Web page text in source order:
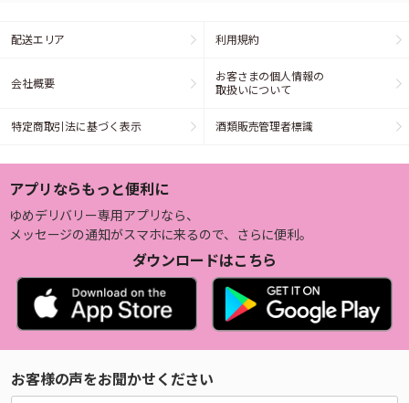
配送エリア 利用規約
会社概要
お客さまの個人情報の
取扱いについて
特定商取引法に基づく表示 酒類販売管理者標識
アプリならもっと便利に
ゆめデリバリー専用アプリなら、
メッセージの通知がスマホに来るので、さらに便利。
ダウンロードはこちら
お客様の声をお聞かせください